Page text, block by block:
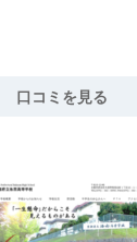
口コミを見る